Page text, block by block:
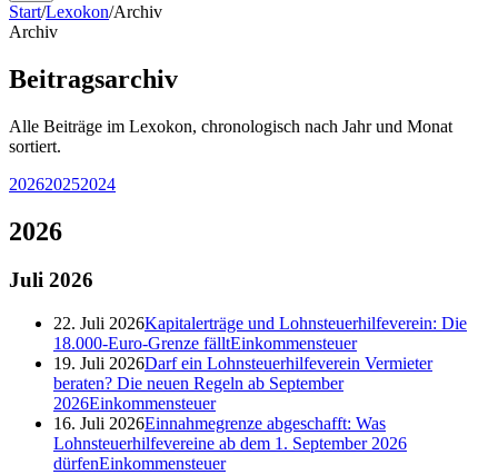
Start/Lexokon/Archiv
Archiv
Beitragsarchiv
Alle Beiträge im Lexokon, chronologisch nach Jahr und Monat
sortiert.
202620252024
2026
Juli 2026
22. Juli 2026Kapitalerträge und Lohnsteuerhilfeverein: Die
18.000-Euro-Grenze fälltEinkommensteuer
19. Juli 2026Darf ein Lohnsteuerhilfeverein Vermieter
beraten? Die neuen Regeln ab September
2026Einkommensteuer
16. Juli 2026Einnahmegrenze abgeschafft: Was
Lohnsteuerhilfevereine ab dem 1. September 2026
dürfenEinkommensteuer